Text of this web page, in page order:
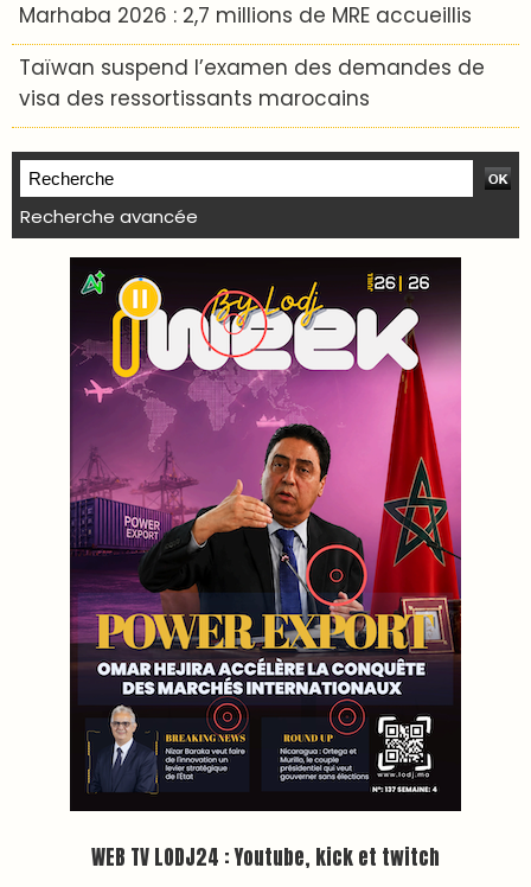
Marhaba 2026 : 2,7 millions de MRE accueillis
Taïwan suspend l’examen des demandes de
visa des ressortissants marocains
Recherche avancée
WEB TV LODJ24 : Youtube, kick et twitch
Plein écran
Inscription à la newsletter
Plus d'informations sur cette page :